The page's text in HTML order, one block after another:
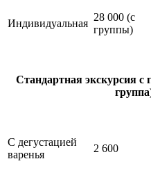
Индивидуальная
28 000 (с
группы)
Стандартная экскурсия с
С дегустацией
варенья
2 600